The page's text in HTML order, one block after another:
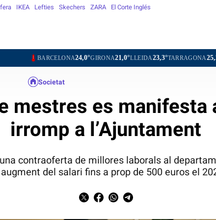
IKEA Lefties Skechers ZARA El Corte Inglés
24,0°GIRONA21,0°LLEIDA23,3°TARRAGONA25,2°TORTOSA
Societat
mestres es manifesta
irromp a l’Ajuntament
contraoferta de millores laborals al
del salari fins a prop de 500 euros el